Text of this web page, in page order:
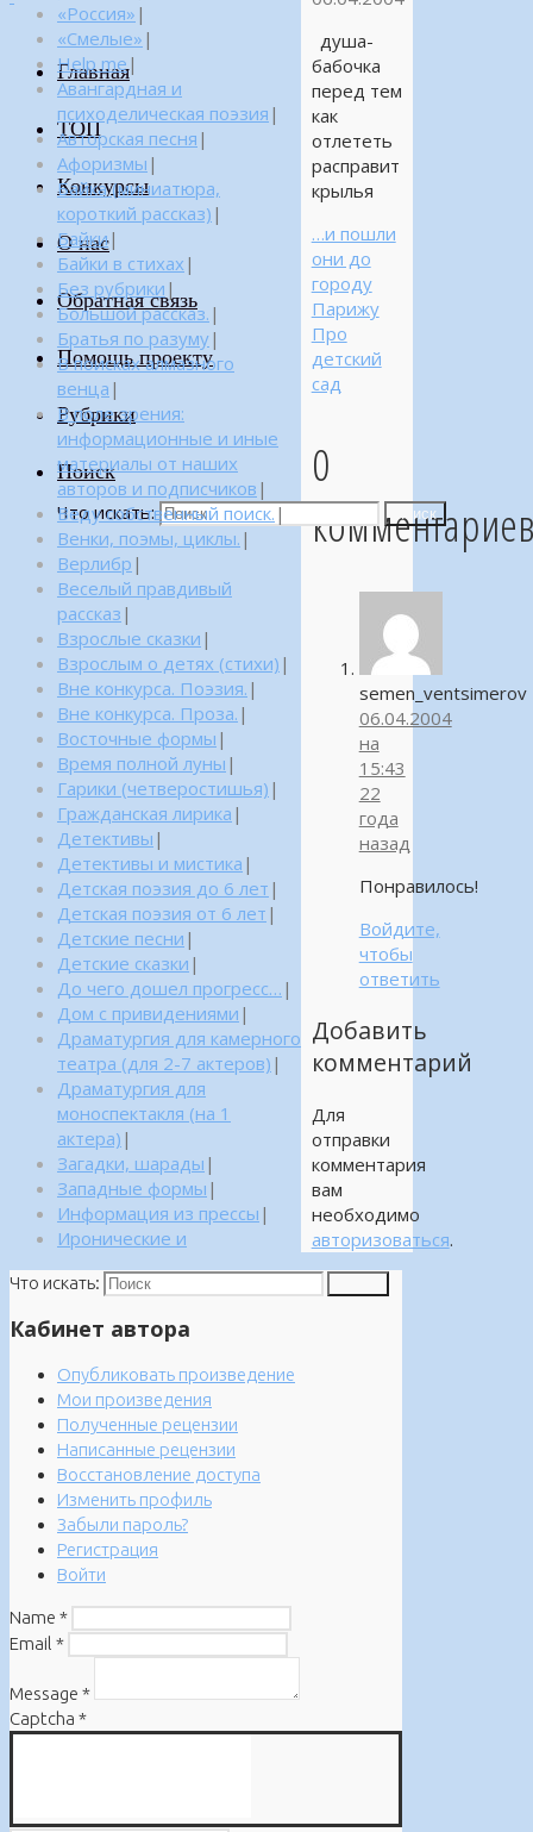
Главная
ТОП
Конкурсы
О нас
Обратная связь
Помощь проекту
Рубрики
Поиск
Что искать: Поиск
душа-
бабочка
перед тем
как
отлететь
расправит
крылья
…и пошли
они до
городу
Парижу
Про
детский
сад
0
semen_ventsimerov
06.04.2004
на
15:43
22
года
назад
Понравилось!
Войдите,
чтобы
ответить
Добавить
комментарий
Для
отправки
комментария
вам
необходимо
авторизоваться.
Что искать:
Кабинет автора
Опубликовать произведение
Мои произведения
Полученные рецензии
Написанные рецензии
Восстановление доступа
Изменить профиль
Забыли пароль?
Регистрация
Войти
Name *
Email *
Message *
Captcha *
«Россия» |
«Смелые» |
Help me|
Авангардная и
психоделическая поэзия |
Авторская песня |
Афоризмы |
Байка (миниатюра,
короткий рассказ) |
Байки|
Байки в стихах |
Без рубрики |
Большой рассказ. |
Братья по разуму|
В поисках алмазного
венца |
В поле зрения:
информационные и иные
материалы от наших
авторов и подписчиков |
Веду собственный поиск. |
Венки, поэмы, циклы. |
Верлибр |
Веселый правдивый
рассказ |
Взрослые сказки |
Взрослым о детях (стихи) |
Вне конкурса. Поэзия. |
Вне конкурса. Проза. |
Восточные формы |
Время полной луны |
Гарики (четверостишья) |
Гражданская лирика |
Детективы |
Детективы и мистика |
Детская поэзия до 6 лет |
Детская поэзия от 6 лет |
Детские песни |
Детские сказки |
До чего дошел прогресс… |
Дом с привидениями |
Драматургия для камерного
театра (для 2-7 актеров) |
Драматургия для
моноспектакля (на 1
актера) |
Загадки, шарады |
Западные формы |
Информация из прессы |
Иронические и